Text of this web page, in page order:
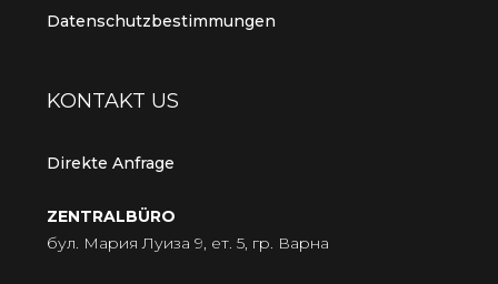
Datenschutzbestimmungen
KONTAKT US
Direkte Anfrage
ZENTRALBÜRO
бул. Мария Луиза 9, ет. 5, гр. Варна